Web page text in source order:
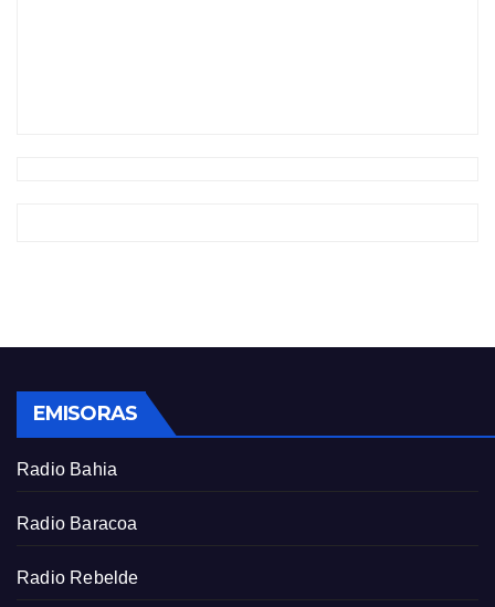
EMISORAS
Radio Bahia
Radio Baracoa
Radio Rebelde